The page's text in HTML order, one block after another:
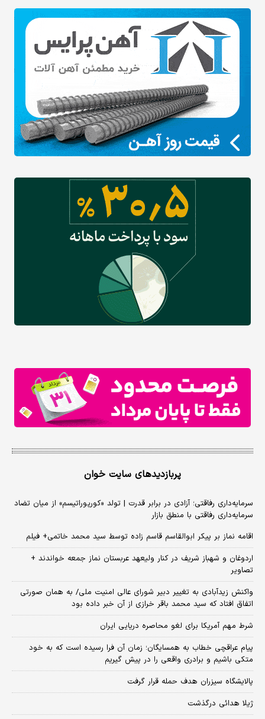
پربازدیدهای سایت خوان
سرمایه‌داری رفاقتی؛ آزادی در برابر قدرت | تولد «کورپوراتیسم» از میان تضاد
سرمایه‌داری رفاقتی با منطق بازار
اقامه نماز بر پیکر ابوالقاسم قاسم زاده توسط سید محمد خاتمی+ فیلم
اردوغان و شهباز شریف در کنار ولیعهد عربستان نماز جمعه خواندند +
تصاویر
واکنش زیدآبادی به تغییر دبیر شورای عالی امنیت ملی/ به همان صورتی
اتفاق افتاد که سید محمد باقر خرازی از آن خبر داده بود
شرط مهم آمریکا برای لغو محاصره دریایی ایران
پیام عراقچی خطاب به همسایگان؛ زمان آن فرا رسیده است که به خود
متکی باشیم و برادری واقعی را در پیش گیریم
پالایشگاه سیزران هدف حمله قرار گرفت
ژیلا هدائی درگذشت